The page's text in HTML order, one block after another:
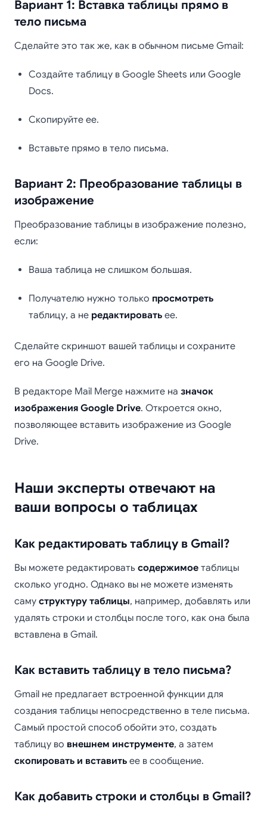
Вариант 1: Вставка таблицы прямо в
тело письма
Сделайте это так же, как в обычном письме Gmail:
Создайте таблицу в Google Sheets или Google
Docs.
Скопируйте ее.
Вставьте прямо в тело письма.
Вариант 2: Преобразование таблицы в
изображение
Преобразование таблицы в изображение полезно,
если:
Ваша таблица не слишком большая.
Получателю нужно только просмотреть
таблицу, а не редактировать ее.
Сделайте скриншот вашей таблицы и сохраните
его на Google Drive.
В редакторе Mail Merge нажмите на значок
изображения Google Drive. Откроется окно,
позволяющее вставить изображение из Google
Drive.
Наши эксперты отвечают на
ваши вопросы о таблицах
Как редактировать таблицу в Gmail?
Вы можете редактировать содержимое таблицы
сколько угодно. Однако вы не можете изменять
саму структуру таблицы, например, добавлять или
удалять строки и столбцы после того, как она была
вставлена в Gmail.
Как вставить таблицу в тело письма?
Gmail не предлагает встроенной функции для
создания таблицы непосредственно в теле письма.
Самый простой способ обойти это, создать
таблицу во внешнем инструменте, а затем
скопировать и вставить ее в сообщение.
Как добавить строки и столбцы в Gmail?